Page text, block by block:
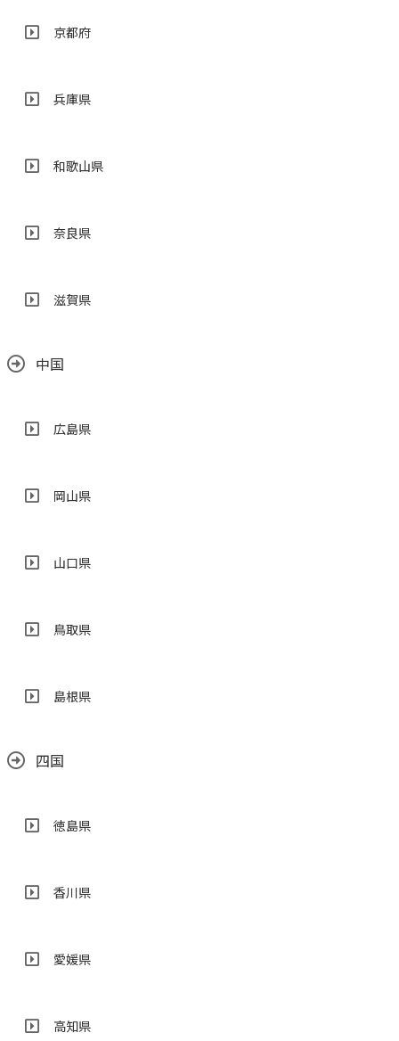
京都府
兵庫県
和歌山県
奈良県
滋賀県
中国
広島県
岡山県
山口県
鳥取県
島根県
四国
徳島県
香川県
愛媛県
高知県